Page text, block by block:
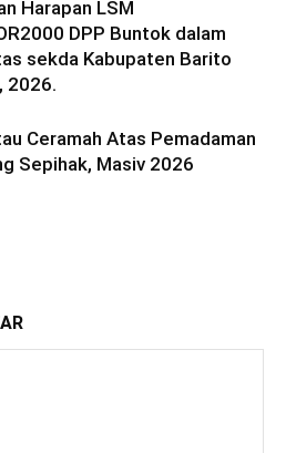
Harapan LSM
DPP Buntok dalam
sekda Kabupaten Barito
2026.
Ceramah Atas Pemadaman
Sepihak, Masiv 2026